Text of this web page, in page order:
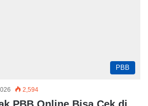
PBB
2,594